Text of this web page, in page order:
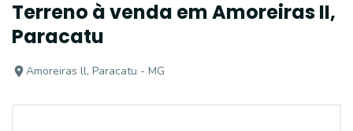
Terreno à venda em Amoreiras II,
Paracatu
Amoreiras ll, Paracatu - MG